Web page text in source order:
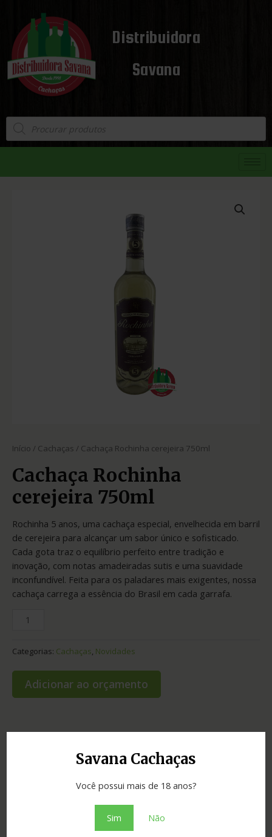
Savana Cachaças
Você possui mais de 18 anos?
Sim Não
Distribuidora
Savana
Início / Cachaças / Cachaça Rochinha cerejeira 750ml
Cachaça Rochinha
cerejeira 750ml
Rochinha 5 anos, uma cachaça especial, envelhecida em barril
de cerejeira para alcançar um sabor único e sofisticado.
Cada gota traz o equilíbrio perfeito entre tradição e
inovação, com notas amadeiradas sutis e uma suavidade
inconfundível. Feita para os paladares mais exigentes, nossa
cachaça carrega a essência do Brasil em cada garrafa.
Categorias: Cachaças Novidades
Adicionar ao orçamento
Rio de Janeiro